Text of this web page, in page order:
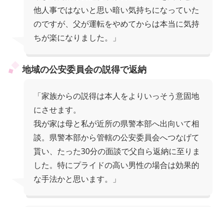
他人事ではないと思い暗い気持ちになっていた
のですが、父が運転をやめてからは本当に気持
ちが楽になりました。」
地域の公安委員会の説得で返納
「家族からの説得は本人をよりいっそう意固地
にさせます。
我が家は母と私が近所の県警本部へ出向いて相
談。県警本部から管轄の公安委員会へつなげて
貰い、たった30分の面談で父自ら返納に至りま
した。特にプライドの高い男性の場合は効果的
な手法かと思います。」